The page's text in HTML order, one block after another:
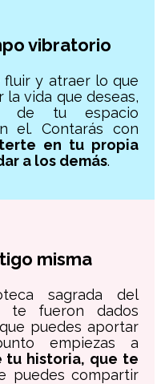
vibratorio
fluir y atraer lo que
vida que deseas,
de tu espacio
el. Contarás con
en tu propia
a los demás.
misma
sagrada del
te fueron dados
puedes aportar
empiezas a
tu historia, que te
puedes compartir